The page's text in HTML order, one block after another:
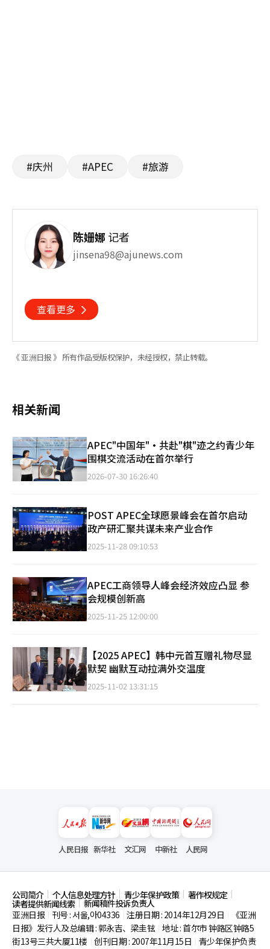
#庆州 #APEC #旅游
陈姗娜记者
jinsena98@ajunews.com
查看更多
《 亚洲日报 》 所有作品受版权保护，未经授权，禁止转载。
相关新闻
APEC"中国年"·共赴"棋"迹之约青少年
围棋交流活动在首尔举行
2026-07-30 16:26:40
POST APEC全球愿景峰会在首尔启动
政产研汇聚共谋未来产业合作
2025-11-28 09:10:53
APEC工商领导人峰会经济效应凸显 参
会规模创新高
2025-11-25 12:00:00
【2025 APEC】韩中元首互赠礼物尽显
默契 幽默互动拉满外交温度
2025-11-02 13:31:15
人民日报 新华社 文汇网 中新社 人民网
公司简介 个人信息处理方针 青少年保护政策 著作权规定
读者提供新闻线索
新闻稿件投诉负责人
亚洲日报
刊号 : 서울,아04336 注册日期 : 2014年12月29日
《亚洲
日报》发行人及总编辑 : 郭永吉、梁圭铉 地址 : 首尔市钟路区钟路5
街13号三共大厦11楼 创刊日期 : 2007年11月15日
青少年保护负责